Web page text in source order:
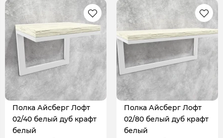
Полка Айсберг Лофт
02/40 белый дуб крафт
белый
Полка Айсберг Лофт
02/80 белый дуб крафт
белый